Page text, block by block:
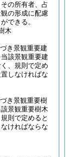
の所有者、占
の形成に配慮
できる。
木
き景観重要建
該景観重要建
、規則で定め
しなければな
き景観重要樹
景観重要樹木
則で定めると
ければならな